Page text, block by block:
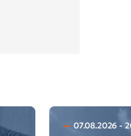
07.08.2026 -